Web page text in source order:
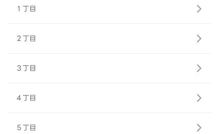
１丁目
２丁目
３丁目
４丁目
５丁目